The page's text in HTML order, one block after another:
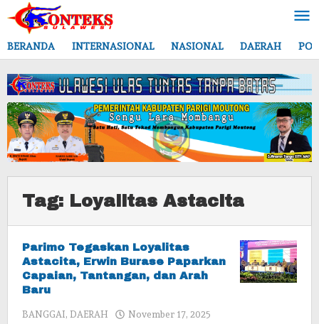
Lewati
ke
konten
BERANDA
INTERNASIONAL NASIONAL DAERAH
Tag: Loyalitas Astacita
Parimo Tegaskan Loyalitas
Astacita, Erwin Burase Paparkan
Capaian, Tantangan, dan Arah
Baru
BANGGAI, DAERAH November 17, 2025